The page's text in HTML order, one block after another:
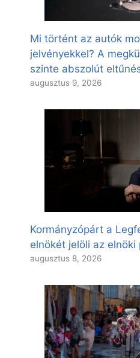
Mi történt az autók
jelvényekkel? A
szinte abszolút
augusztus 9, 2026
Kormányzópárt a
elnökét jelöli az elnöki
augusztus 8, 2026